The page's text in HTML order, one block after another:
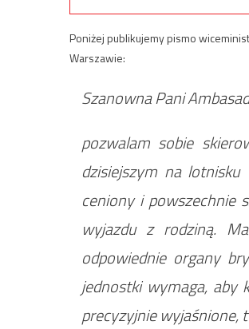
Poniżej publikujemy pismo
Warszawie:
Szanowna Pani
pozwalam sobie
dzisiejszym na lotnisku
ceniony i powszechnie
wyjazdu z rodziną.
odpowiednie organy
jednostki wymaga, aby
precyzyjnie wyjaśnione,